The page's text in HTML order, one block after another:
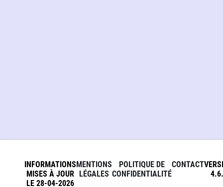
INFORMATIONS
MISES À JOUR
LE 28-04-2026
MENTIONS
LÉGALES
POLITIQUE DE
CONFIDENTIALITÉ
CONTACT